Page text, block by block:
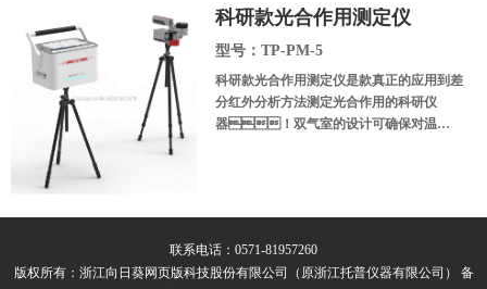
式手提箱设计，具有操作简
单，体积小巧，检测灵活等
特点。广泛应用于农林业、
园艺、草业、林业、种业
等农林高校的植物生理实验教学及科研院所
的宏观生理生态研究中！
科研款光合作用测定仪
型号：TP-PM-5
科研款光合作用测定仪是款真正的应用到差
分红外分析方法测定光合作用的科研仪
器！双气室的设计可确保对温
联系电话：0571-81957260
版权所有：浙江向日葵网页版科技股份有限公司（原浙江托普仪器有限公司） 备